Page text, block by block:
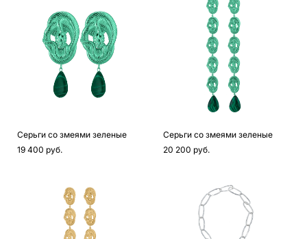
Серьги со змеями зеленые
19 400 pуб.
Серьги со змеями зеленые
20 200 pуб.